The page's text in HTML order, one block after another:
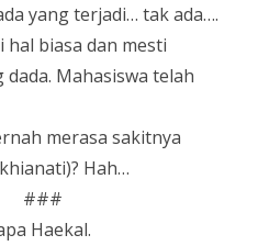
yang terjadi… tak ada….
hal biasa dan mesti
Mahasiswa telah
merasa sakitnya
Hah…
###
Haekal.